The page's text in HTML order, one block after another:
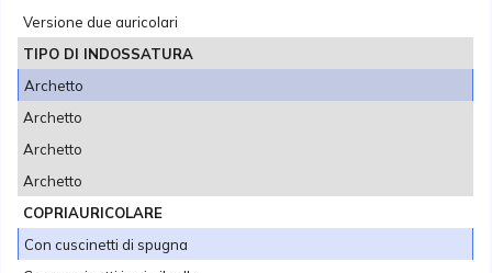
Versione due auricolari
TIPO DI INDOSSATURA
Archetto
Archetto
Archetto
Archetto
COPRIAURICOLARE
Con cuscinetti di spugna